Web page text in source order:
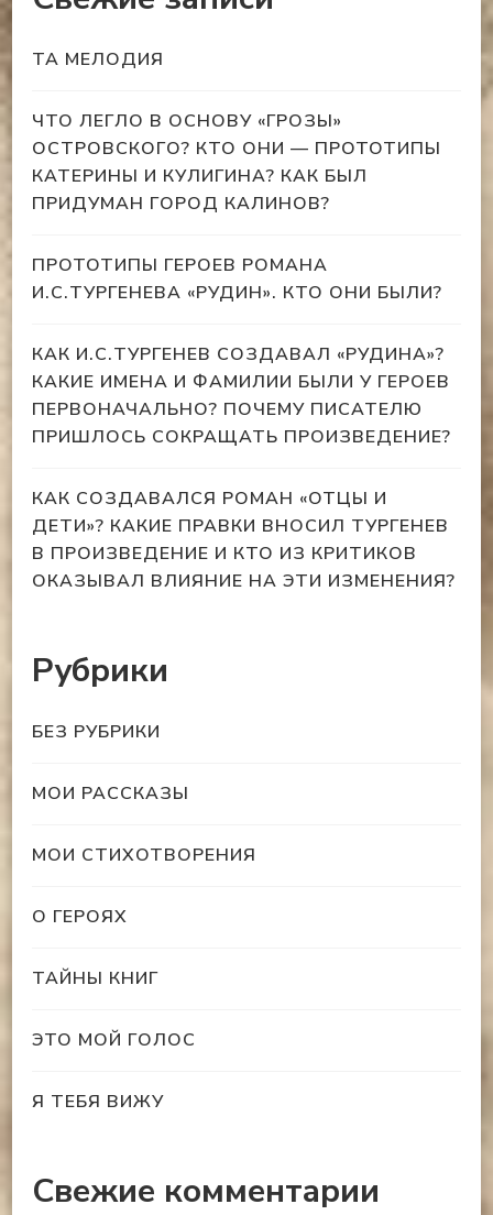
ТА МЕЛОДИЯ
ЧТО ЛЕГЛО В ОСНОВУ «ГРОЗЫ»
ОСТРОВСКОГО? КТО ОНИ — ПРОТОТИПЫ
КАТЕРИНЫ И КУЛИГИНА? КАК БЫЛ
ПРИДУМАН ГОРОД КАЛИНОВ?
ПРОТОТИПЫ ГЕРОЕВ РОМАНА
И.С.ТУРГЕНЕВА «РУДИН». КТО ОНИ БЫЛИ?
КАК И.С.ТУРГЕНЕВ СОЗДАВАЛ «РУДИНА»?
КАКИЕ ИМЕНА И ФАМИЛИИ БЫЛИ У ГЕРОЕВ
ПЕРВОНАЧАЛЬНО? ПОЧЕМУ ПИСАТЕЛЮ
ПРИШЛОСЬ СОКРАЩАТЬ ПРОИЗВЕДЕНИЕ?
КАК СОЗДАВАЛСЯ РОМАН «ОТЦЫ И
ДЕТИ»? КАКИЕ ПРАВКИ ВНОСИЛ ТУРГЕНЕВ
В ПРОИЗВЕДЕНИЕ И КТО ИЗ КРИТИКОВ
ОКАЗЫВАЛ ВЛИЯНИЕ НА ЭТИ ИЗМЕНЕНИЯ?
Рубрики
БЕЗ РУБРИКИ
МОИ РАССКАЗЫ
МОИ СТИХОТВОРЕНИЯ
О ГЕРОЯХ
ТАЙНЫ КНИГ
ЭТО МОЙ ГОЛОС
Я ТЕБЯ ВИЖУ
Свежие комментарии